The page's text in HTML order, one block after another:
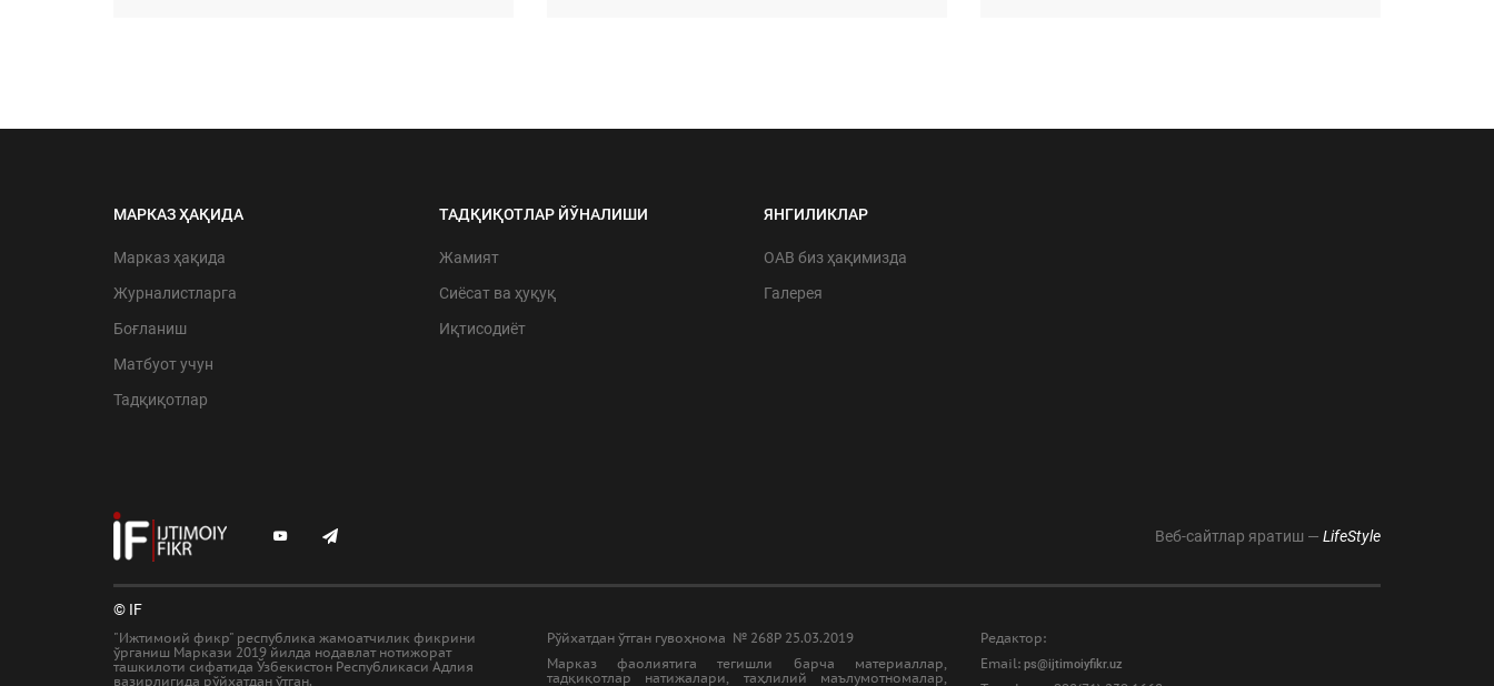
МАРКАЗ ҲАҚИДА
Марказ ҳақида
Журналистларга
Боғланиш
Матбуот учун
Тадқиқотлар
ТАДҚИҚОТЛАР ЙЎНАЛИШИ
Жамият
Сиёсат ва ҳуқуқ
Иқтисодиёт
ЯНГИЛИКЛАР
ОАВ биз ҳақимизда
Галерея
Веб-сайтлар яратиш — LifeStyle
© IF
"Ижтимоий фикр" республика жамоатчилик фикрини
ўрганиш Маркази 2019 йилда нодавлат нотижорат
ташкилоти сифатида Ўзбекистон Республикаси Адлия
вазирлигида рўйхатдан ўтган.
Рўйхатдан ўтган гувоҳнома № 268Р 25.03.2019
Марказ фаолиятига тегишли барча материаллар,
тадқиқотлар натижалари, таҳлилий маълумотномалар,
Редактор:
Email: ps@ijtimoiyfikr.uz